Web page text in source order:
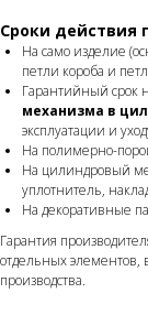
Сроки действия
На само изделие
петли короба и
Гарантийный срок
механизма в
эксплуатации и
На полимерно-
На цилиндровый
уплотнитель,
На декоративные
Гарантия
отдельных элементов,
производства.